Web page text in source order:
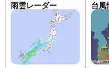
北海道札幌市南区
札幌市南
札幌市厚別区厚別中央
札幌
札幌市手稲区(手稲山)
北海
小樽市銭函
北海道夕張市
江別市
江別市新栄台 江
雨雲レーダー 台風